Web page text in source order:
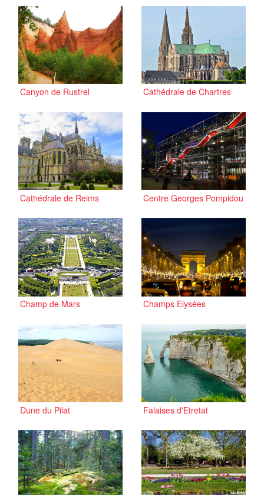
Canyon de Rustrel Cathédrale de Chartres
Cathédrale de Reims Centre Georges Pompidou
Champ de Mars Champs Elysées
Dune du Pilat Falaises d'Etretat